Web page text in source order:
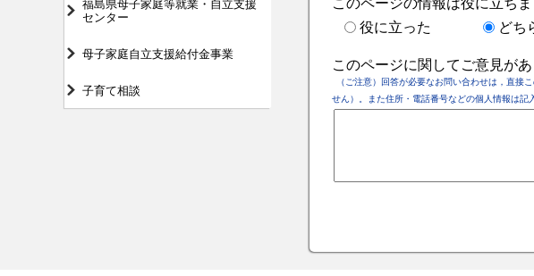
福島県母子家庭等就業・自立支援
センター
母子家庭自立支援給付金事業
子育て相談
このページの情報は役に立ちま
役に立った
どち
このページに関してご意見が
（ご注意）回答が必要なお問い合わせは，直接
せん）。また住所・電話番号などの個人情報は記